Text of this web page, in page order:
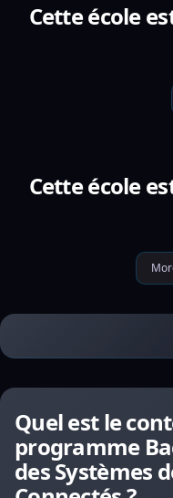
Cette école
Cette école
Quel est le
programme
des Systèmes